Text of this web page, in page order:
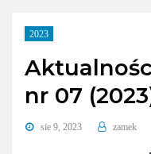
2023
nr 07
sie 9, 2023 zamek